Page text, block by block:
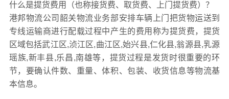
什么是提货费用（也称接货费、取货费、上门提货费）？
港邦物流公司韶关物流业务部安排车辆上门把货物运送到
专线运输商进行配载过程中产生的费用称为提货费，提货
区域包括武江区,浈江区,曲江区,始兴县,仁化县,翁源县,乳源
瑶族,新丰县,乐昌,南雄等，提货过程是发货时很重要的环
节，要确认件数、重量、体积、包装、收货信息等物流基
本信息。